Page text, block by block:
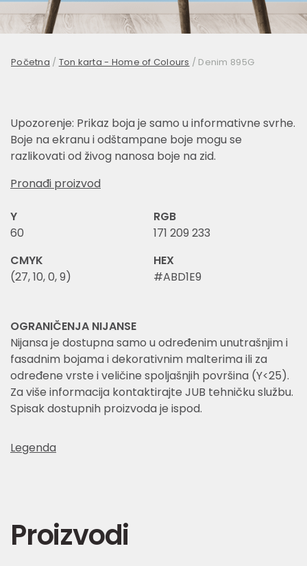
Početna / Ton karta - Home of Colours / Denim 895G
Upozorenje: Prikaz boja je samo u informativne svrhe.
Boje na ekranu i odštampane boje mogu se
razlikovati od živog nanosa boje na zid.
Pronađi proizvod
Y
60
RGB
171 209 233
CMYK
(27, 10, 0, 9)
HEX
#ABD1E9
OGRANIČENJA NIJANSE
Nijansa je dostupna samo u određenim unutrašnjim i
fasadnim bojama i dekorativnim malterima ili za
određene vrste i veličine spoljašnjih površina (Y<25).
Za više informacija kontaktirajte JUB tehničku službu.
Spisak dostupnih proizvoda je ispod.
Legenda
Proizvodi